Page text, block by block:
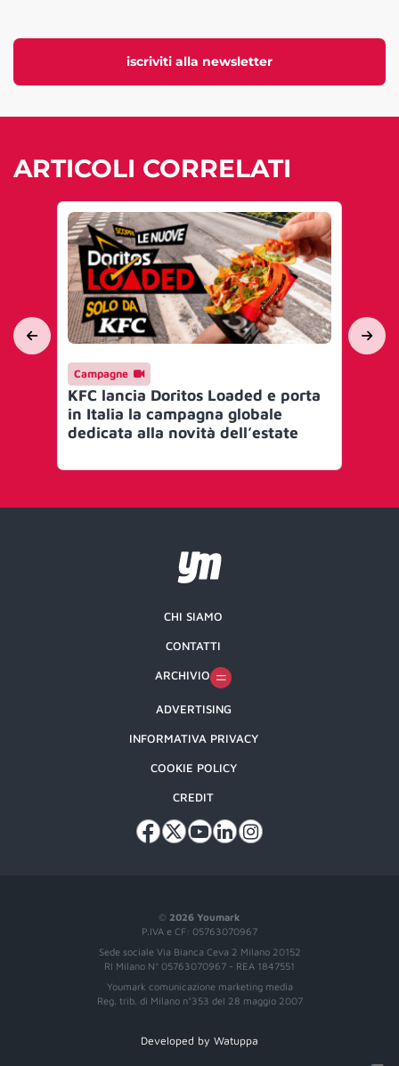
iscriviti alla newsletter
ARTICOLI CORRELATI
Campagne
KFC lancia Doritos Loaded e porta
in Italia la campagna globale
dedicata alla novità dell’estate
© 2026 Youmark
P.IVA e CF: 05763070967
Sede sociale Via Bianca Ceva 2 Milano 20152
RI Milano N° 05763070967 - REA 1847551
Youmark comunicazione marketing media
Reg. trib. di Milano n°353 del 28 maggio 2007
CHI SIAMO
CONTATTI
ARCHIVIO
ADVERTISING
INFORMATIVA PRIVACY
COOKIE POLICY
CREDIT
Developed by Watuppa